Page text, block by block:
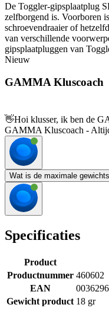
De Toggler-gipsplaatplug
zelfborgend is. Voorboren
schroevendraaier of
van verschillende
gipsplaatpluggen van
Nieuw
GAMMA Kluscoach
👋Hoi klusser, ik ben de
GAMMA Kluscoach -
Wat is de maximale
Specificaties
Product
Productnummer 460602
EAN
Gewicht product 18 gr